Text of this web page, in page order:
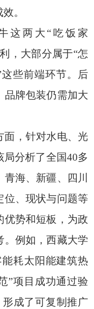
。
这两大“吃饭家
，大部分属于“怎
些前端环节。后
品牌包装仍需加大
面，针对水电、光
分析了全国40多
海、新疆、四川
位、现状与问题等
优势和短板，为政
。例如，西藏大学
耗太阳能建筑热
”项目成功通过验
成了可复制推广